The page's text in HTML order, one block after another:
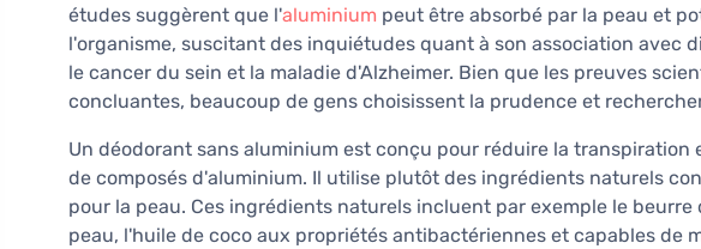
études suggèrent que l'aluminium peut être absorbé par la peau et
l'organisme, suscitant des inquiétudes quant à son association avec
le cancer du sein et la maladie d'Alzheimer. Bien que les preuves
concluantes, beaucoup de gens choisissent la prudence et
Un déodorant sans aluminium est conçu pour réduire la transpiration
de composés d'aluminium. Il utilise plutôt des ingrédients naturels
pour la peau. Ces ingrédients naturels incluent par exemple le
peau, l'huile de coco aux propriétés antibactériennes et capables de